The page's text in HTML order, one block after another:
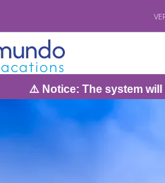
will be under